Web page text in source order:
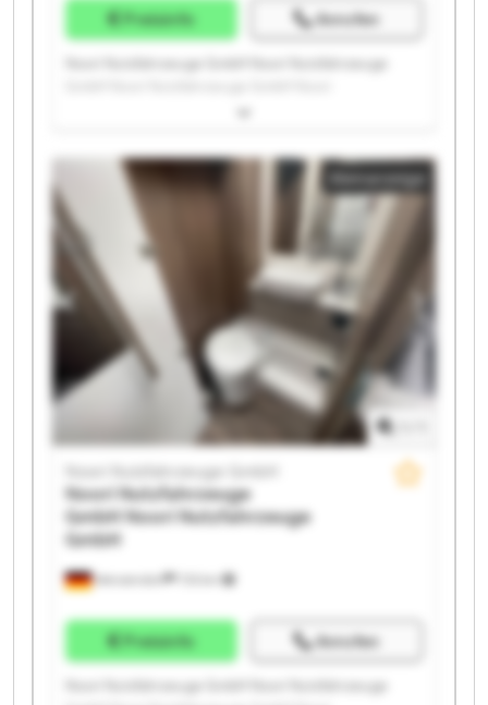
Preisinfo Anrufen
Noori Nutzfahrzeuge GmbH Noori Nutzfahrzeuge
Nutzfahrzeuge GmbH Noori Nutzfahrzeuge GmbH
GmbH Noori Nutzfahrzeuge GmbH Noori
Nutzfahrzeuge GmbH Noori Nutzfahrzeuge GmbH
Noori Nutzfahrzeuge GmbH Noori Nutzfahrzeuge
GmbH Noori Nutzfahrzeuge GmbH Noori
Nutzfahrzeuge GmbH Noori Nutzfahrzeuge GmbH
Noori Nutzfahrzeuge GmbH Noori Nutzfahrzeuge
GmbH Noori Nutzfahrzeuge GmbH Noori
Nutzfahrzeuge GmbH Noori Nutzfahrzeuge GmbH
Kleinanzeige
Wenzendorf
Noori Nutzfahrzeuge GmbH
Noori Nutzfahrzeuge
GmbHNoori Nutzfahrzeuge
GmbH
Preisinfo Anrufen
Noori Nutzfahrzeuge GmbH Noori Nutzfahrzeuge